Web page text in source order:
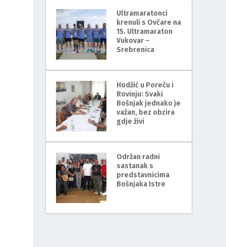
Ultramaratonci
krenuli s Ovčare na
15. Ultramaraton
Vukovar –
Srebrenica
Hodžić u Poreču i
Rovinju: Svaki
Bošnjak jednako je
važan, bez obzira
gdje živi
Održan radni
sastanak s
predstavnicima
Bošnjaka Istre